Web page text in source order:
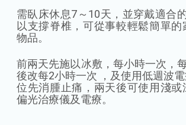
需臥床休息7～10天，並穿戴適合
以支撐脊椎，可從事較輕鬆簡單
物品。
前兩天先施以冰敷，每小時一次，
後改每2小時一次 ，及使用低週波
位先消腫止痛，兩天後可使用淺或
偏光治療儀及電療。